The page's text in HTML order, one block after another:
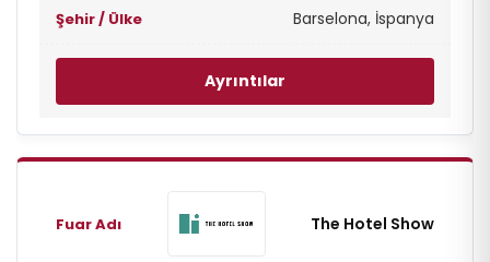
Barselona, İspanya
Ayrıntılar
The Hotel Show